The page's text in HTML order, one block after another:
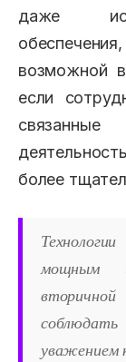
даже
возможной
если
связанные
более
мощным
уважением